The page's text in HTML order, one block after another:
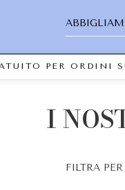
PER ORDINI
I
FILTRA